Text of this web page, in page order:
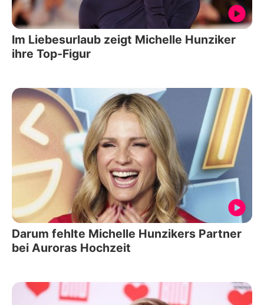
Im Liebesurlaub zeigt Michelle Hunziker
ihre Top-Figur
Darum fehlte Michelle Hunzikers Partner
bei Auroras Hochzeit